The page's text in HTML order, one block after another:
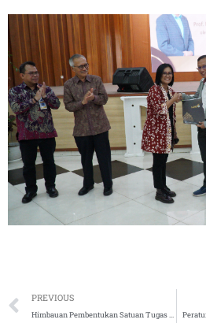
Prev
PREVIOUS
Himbauan Pembentukan Satuan Tugas PPKS